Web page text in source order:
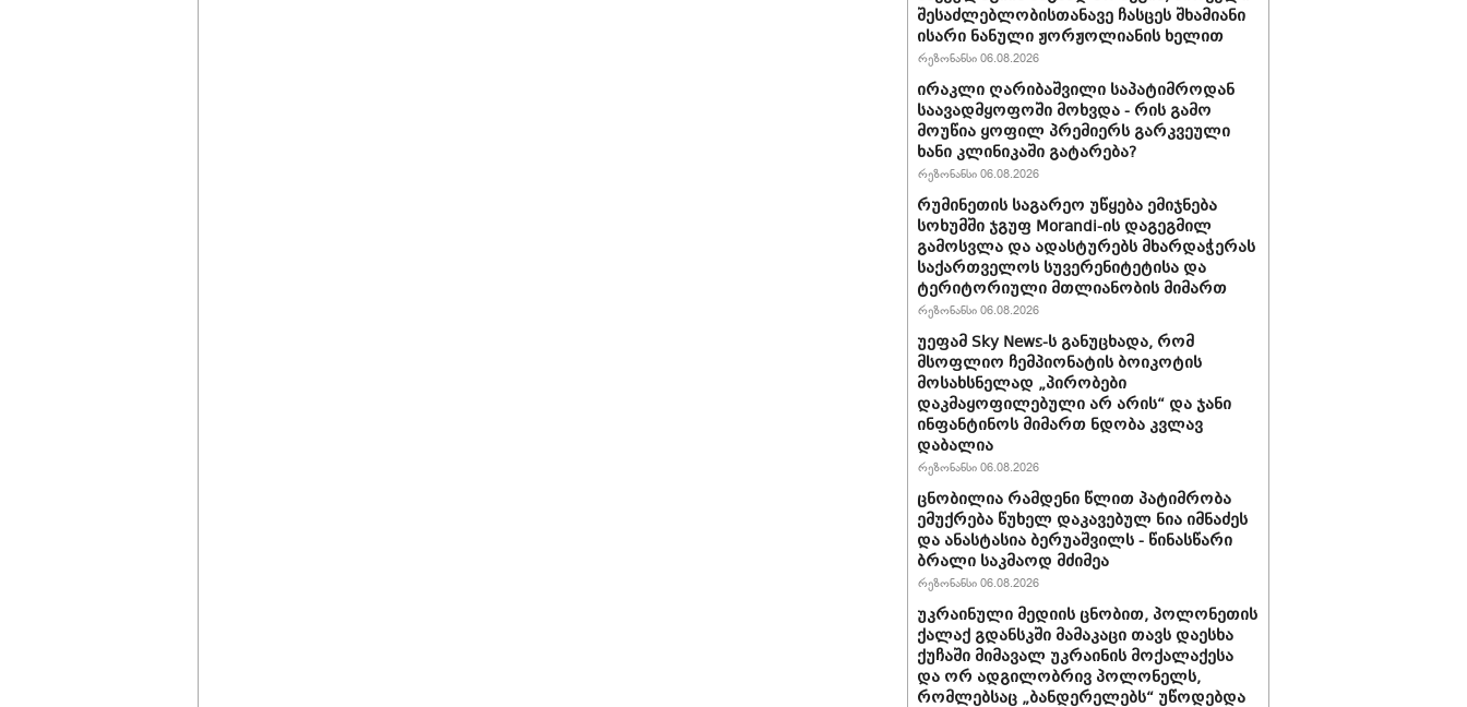
შესაძლებლობისთანავე ჩასცეს შხამიანი
ისარი ნანული ჟორჟოლიანის ხელით
რეზონანსი 06.08.2026
ირაკლი ღარიბაშვილი საპატიმროდან
საავადმყოფოში მოხვდა - რის გამო
მოუწია ყოფილ პრემიერს გარკვეული
ხანი კლინიკაში გატარება?
რეზონანსი 06.08.2026
რუმინეთის საგარეო უწყება ემიჯნება
სოხუმში ჯგუფ Morandi-ის დაგეგმილ
გამოსვლა და ადასტურებს მხარდაჭერას
საქართველოს სუვერენიტეტისა და
ტერიტორიული მთლიანობის მიმართ
რეზონანსი 06.08.2026
უეფამ Sky News-ს განუცხადა, რომ
მსოფლიო ჩემპიონატის ბოიკოტის
მოსახსნელად „პირობები
დაკმაყოფილებული არ არის“ და ჯანი
ინფანტინოს მიმართ ნდობა კვლავ
დაბალია
რეზონანსი 06.08.2026
ცნობილია რამდენი წლით პატიმრობა
ემუქრება წუხელ დაკავებულ ნია იმნაძეს
და ანასტასია ბერუაშვილს - წინასწარი
ბრალი საკმაოდ მძიმეა
რეზონანსი 06.08.2026
უკრაინული მედიის ცნობით, პოლონეთის
ქალაქ გდანსკში მამაკაცი თავს დაესხა
ქუჩაში მიმავალ უკრაინის მოქალაქესა
და ორ ადგილობრივ პოლონელს,
რომლებსაც „ბანდერელებს“ უწოდებდა